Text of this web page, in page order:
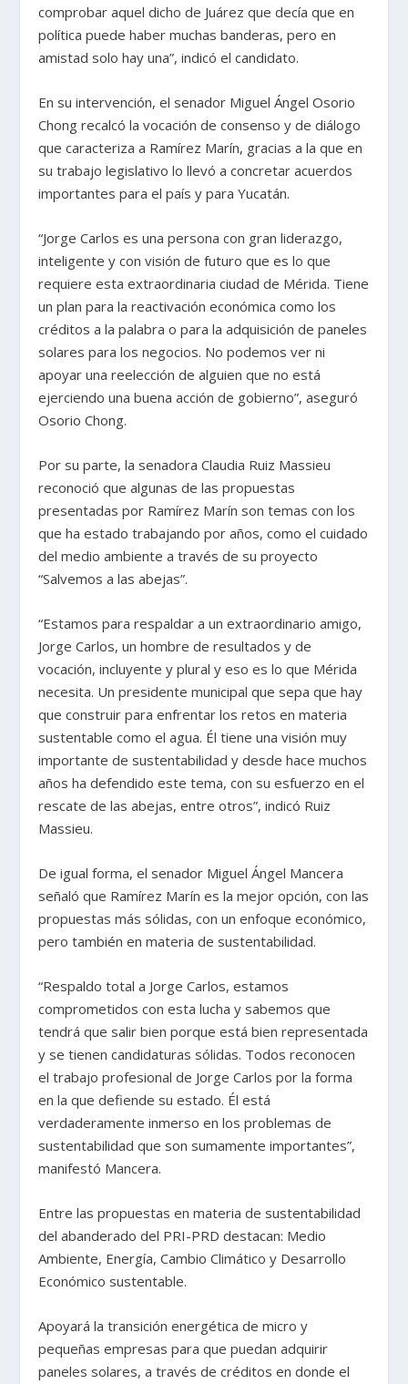
comprobar aquel dicho de Juárez que decía que en
política puede haber muchas banderas, pero en
amistad solo hay una”, indicó el candidato.
En su intervención, el senador Miguel Ángel Osorio
Chong recalcó la vocación de consenso y de diálogo
que caracteriza a Ramírez Marín, gracias a la que en
su trabajo legislativo lo llevó a concretar acuerdos
importantes para el país y para Yucatán.
“Jorge Carlos es una persona con gran liderazgo,
inteligente y con visión de futuro que es lo que
requiere esta extraordinaria ciudad de Mérida. Tiene
un plan para la reactivación económica como los
créditos a la palabra o para la adquisición de paneles
solares para los negocios. No podemos ver ni
apoyar una reelección de alguien que no está
ejerciendo una buena acción de gobierno”, aseguró
Osorio Chong.
Por su parte, la senadora Claudia Ruiz Massieu
reconoció que algunas de las propuestas
presentadas por Ramírez Marín son temas con los
que ha estado trabajando por años, como el cuidado
del medio ambiente a través de su proyecto
“Salvemos a las abejas”.
“Estamos para respaldar a un extraordinario amigo,
Jorge Carlos, un hombre de resultados y de
vocación, incluyente y plural y eso es lo que Mérida
necesita. Un presidente municipal que sepa que hay
que construir para enfrentar los retos en materia
sustentable como el agua. Él tiene una visión muy
importante de sustentabilidad y desde hace muchos
años ha defendido este tema, con su esfuerzo en el
rescate de las abejas, entre otros”, indicó Ruiz
Massieu.
De igual forma, el senador Miguel Ángel Mancera
señaló que Ramírez Marín es la mejor opción, con las
propuestas más sólidas, con un enfoque económico,
pero también en materia de sustentabilidad.
“Respaldo total a Jorge Carlos, estamos
comprometidos con esta lucha y sabemos que
tendrá que salir bien porque está bien representada
y se tienen candidaturas sólidas. Todos reconocen
el trabajo profesional de Jorge Carlos por la forma
en la que defiende su estado. Él está
verdaderamente inmerso en los problemas de
sustentabilidad que son sumamente importantes”,
manifestó Mancera.
Entre las propuestas en materia de sustentabilidad
del abanderado del PRI-PRD destacan: Medio
Ambiente, Energía, Cambio Climático y Desarrollo
Económico sustentable.
Apoyará la transición energética de micro y
pequeñas empresas para que puedan adquirir
paneles solares, a través de créditos en donde el